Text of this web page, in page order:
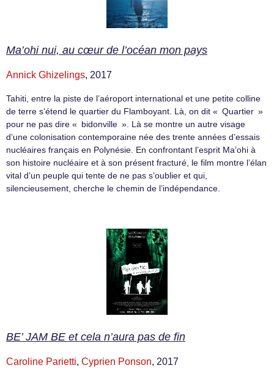
Ma’ohi nui, au cœur de l’océan mon pays
Annick Ghizelings, 2017
Tahiti, entre la piste de l’aéroport international et une petite colline
de terre s’étend le quartier du Flamboyant. Là, on dit « Quartier »
pour ne pas dire « bidonville ». Là se montre un autre visage
d’une colonisation contemporaine née des trente années d’essais
nucléaires français en Polynésie. En confrontant l’esprit Ma’ohi à
son histoire nucléaire et à son présent fracturé, le film montre l’élan
vital d’un peuple qui tente de ne pas s’oublier et qui,
silencieusement, cherche le chemin de l’indépendance.
BE’ JAM BE et cela n’aura pas de fin
Caroline Parietti, Cyprien Ponson, 2017